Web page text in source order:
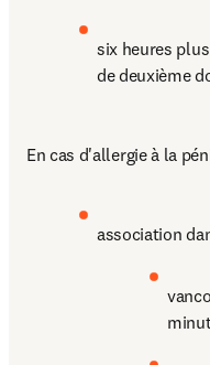
six heures
de deuxième
En cas d'allergie à la
association